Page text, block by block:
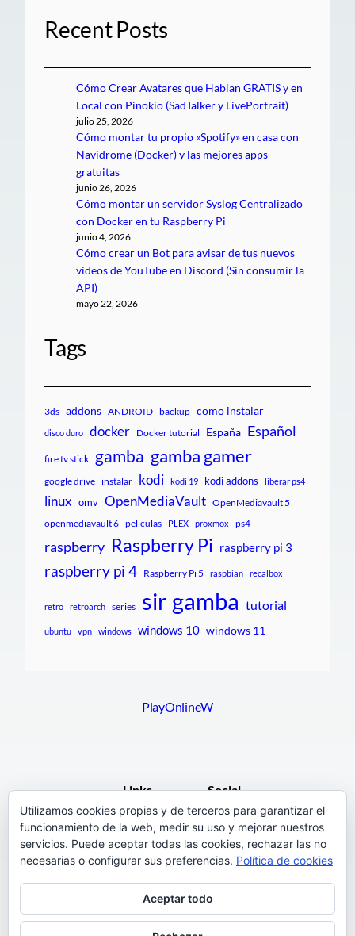
Recent Posts
Cómo Crear Avatares que Hablan GRATIS y en
Local con Pinokio (SadTalker y LivePortrait)
julio 25, 2026
Cómo montar tu propio «Spotify» en casa con
Navidrome (Docker) y las mejores apps
gratuitas
junio 26, 2026
Cómo montar un servidor Syslog Centralizado
con Docker en tu Raspberry Pi
junio 4, 2026
Cómo crear un Bot para avisar de tus nuevos
vídeos de YouTube en Discord (Sin consumir la
API)
mayo 22, 2026
Tags
3ds addons ANDROID backup como instalar
disco duro docker Docker tutorial España Español
fire tv stick gamba gamba gamer
google drive instalar kodi kodi 19 kodi addons liberar ps4
linux omv OpenMediaVault OpenMediavault 5
openmediavault 6 peliculas PLEX proxmox ps4
raspberry Raspberry Pi raspberry pi 3
raspberry pi 4 Raspberry Pi 5 raspbian recalbox
retro retroarch series sir gamba tutorial
ubuntu vpn windows windows 10 windows 11
PlayOnlineW
Pages
Links
F.A.Q.
Terms and Conditions
Support
Social
Facebook
Instagram
Twitter
Utilizamos cookies propias y de terceros para garantizar el
funcionamiento de la web, medir su uso y mejorar nuestros
servicios. Puede aceptar todas las cookies, rechazar las no
necesarias o configurar sus preferencias. Política de cookies
Aceptar todo